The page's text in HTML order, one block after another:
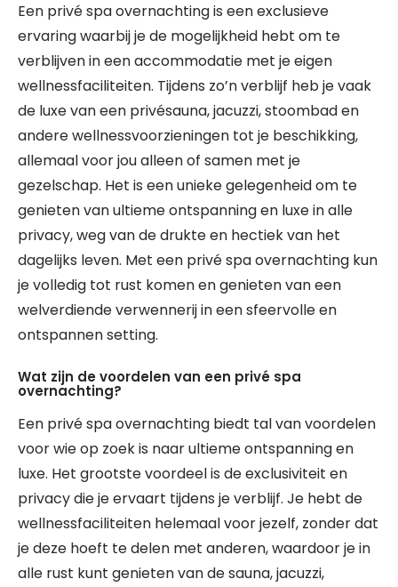
Een privé spa overnachting is een exclusieve
ervaring waarbij je de mogelijkheid hebt om te
verblijven in een accommodatie met je eigen
wellnessfaciliteiten. Tijdens zo’n verblijf heb je vaak
de luxe van een privésauna, jacuzzi, stoombad en
andere wellnessvoorzieningen tot je beschikking,
allemaal voor jou alleen of samen met je
gezelschap. Het is een unieke gelegenheid om te
genieten van ultieme ontspanning en luxe in alle
privacy, weg van de drukte en hectiek van het
dagelijks leven. Met een privé spa overnachting kun
je volledig tot rust komen en genieten van een
welverdiende verwennerij in een sfeervolle en
ontspannen setting.
Wat zijn de voordelen van een privé spa
overnachting?
Een privé spa overnachting biedt tal van voordelen
voor wie op zoek is naar ultieme ontspanning en
luxe. Het grootste voordeel is de exclusiviteit en
privacy die je ervaart tijdens je verblijf. Je hebt de
wellnessfaciliteiten helemaal voor jezelf, zonder dat
je deze hoeft te delen met anderen, waardoor je in
alle rust kunt genieten van de sauna, jacuzzi,